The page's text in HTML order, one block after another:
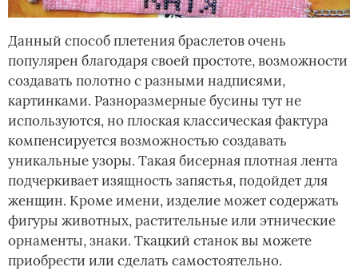
Данный способ плетения браслетов очень
популярен благодаря своей простоте, возможности
создавать полотно с разными надписями,
картинками. Разноразмерные бусины тут не
используются, но плоская классическая фактура
компенсируется возможностью создавать
уникальные узоры. Такая бисерная плотная лента
подчеркивает изящность запястья, подойдет для
женщин. Кроме имени, изделие может содержать
фигуры животных, растительные или этнические
орнаменты, знаки. Ткацкий станок вы можете
приобрести или сделать самостоятельно.